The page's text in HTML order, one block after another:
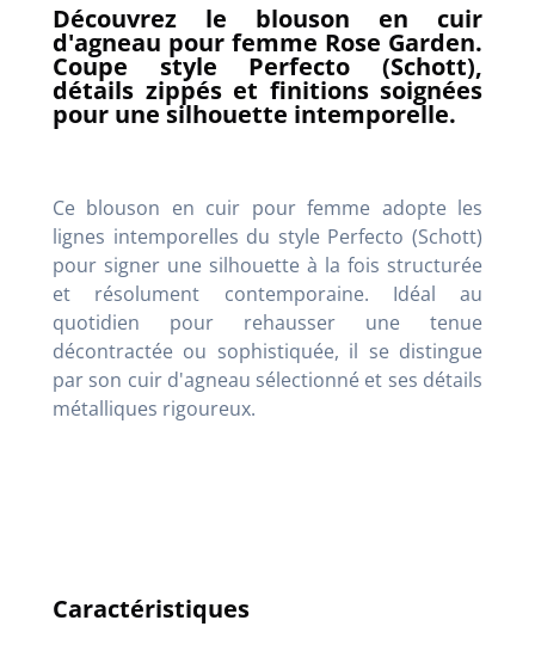
Découvrez le blouson en cuir
d'agneau pour femme Rose Garden.
Coupe style Perfecto (Schott),
détails zippés et finitions soignées
pour une silhouette intemporelle.
Ce blouson en cuir pour femme adopte les
lignes intemporelles du style Perfecto (Schott)
pour signer une silhouette à la fois structurée
et résolument contemporaine. Idéal au
quotidien pour rehausser une tenue
décontractée ou sophistiquée, il se distingue
par son cuir d'agneau sélectionné et ses détails
métalliques rigoureux.
Caractéristiques